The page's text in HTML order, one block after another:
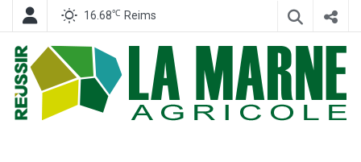
16.68℃ Reims